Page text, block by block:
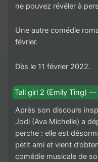
ne pouvez révéler à
Une autre comédie
février.
Dès le 11 février 2022.
Tall girl 2 (Emily Ting)
Après son discours
Jodi (Ava Michelle) a
perche : elle est
petit ami et vient
comédie musicale de